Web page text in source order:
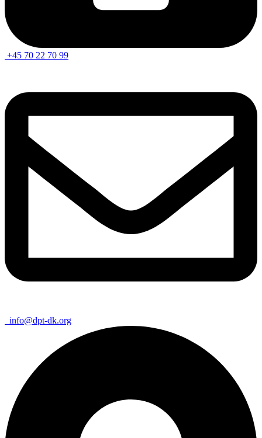
+45 70 22 70 99
info@dpt-dk.org